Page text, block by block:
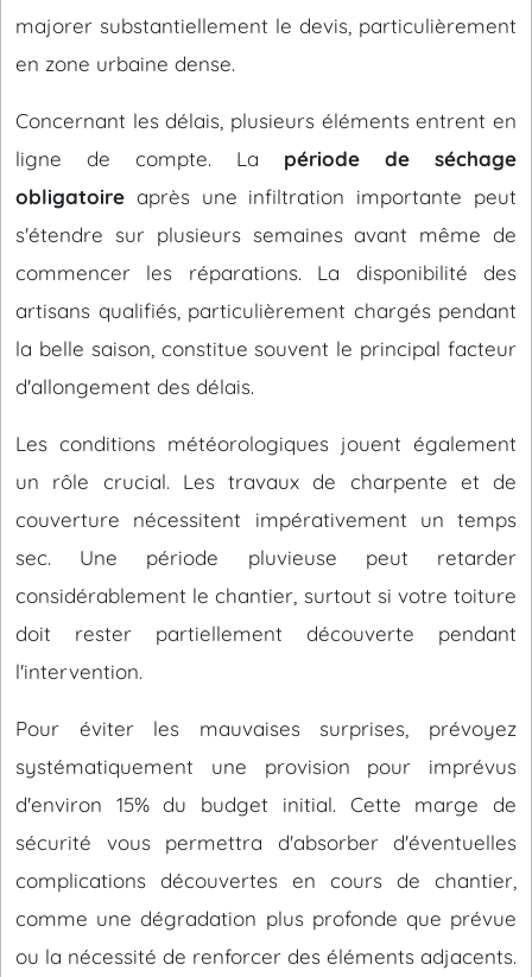
majorer substantiellement le devis, particulièrement
en zone urbaine dense.
Concernant les délais, plusieurs éléments entrent en
ligne de compte. La période de séchage
obligatoire après une infiltration importante peut
s'étendre sur plusieurs semaines avant même de
commencer les réparations. La disponibilité des
artisans qualifiés, particulièrement chargés pendant
la belle saison, constitue souvent le principal facteur
d'allongement des délais.
Les conditions météorologiques jouent également
un rôle crucial. Les travaux de charpente et de
couverture nécessitent impérativement un temps
sec. Une période pluvieuse peut retarder
considérablement le chantier, surtout si votre toiture
doit rester partiellement découverte pendant
l'intervention.
Pour éviter les mauvaises surprises, prévoyez
systématiquement une provision pour imprévus
d'environ 15% du budget initial. Cette marge de
sécurité vous permettra d'absorber d'éventuelles
complications découvertes en cours de chantier,
comme une dégradation plus profonde que prévue
ou la nécessité de renforcer des éléments adjacents.